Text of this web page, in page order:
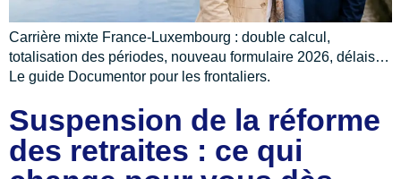
Carrière mixte France-Luxembourg : double calcul,
totalisation des périodes, nouveau formulaire 2026, délais…
Le guide Documentor pour les frontaliers.
Suspension de la réforme
des retraites : ce qui